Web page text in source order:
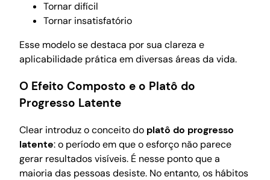
Tornar difícil
Tornar insatisfatório
Esse modelo se destaca por sua clareza e
aplicabilidade prática em diversas áreas da vida.
O Efeito Composto e o Platô do
Progresso Latente
Clear introduz o conceito do platô do progresso
latente: o período em que o esforço não parece
gerar resultados visíveis. É nesse ponto que a
maioria das pessoas desiste. No entanto, os hábitos